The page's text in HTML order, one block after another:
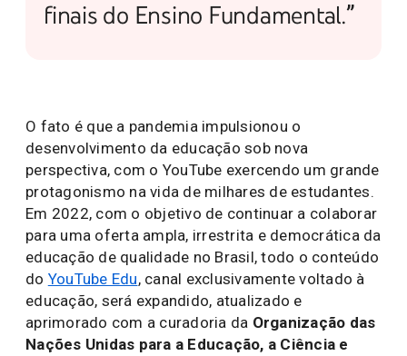
finais do Ensino Fundamental.”
O fato é que a pandemia impulsionou o
desenvolvimento da educação sob nova
perspectiva, com o YouTube exercendo um grande
protagonismo na vida de milhares de estudantes.
Em 2022, com o objetivo de continuar a colaborar
para uma oferta ampla, irrestrita e democrática da
educação de qualidade no Brasil, todo o conteúdo
do YouTube Edu, canal exclusivamente voltado à
educação, será expandido, atualizado e
aprimorado com a curadoria da Organização das
Nações Unidas para a Educação, a Ciência e